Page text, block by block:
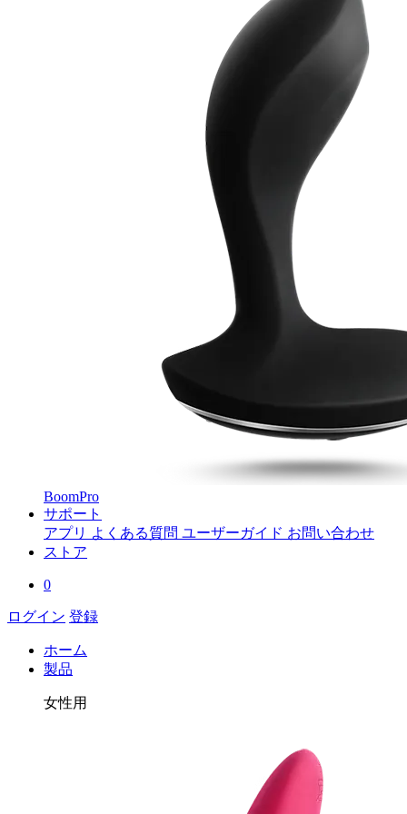
BoomPro
サポート
アプリ よくある質問 ユーザーガイド お問い合わせ
ストア
0
ログイン 登録
ホーム
製品
女性用